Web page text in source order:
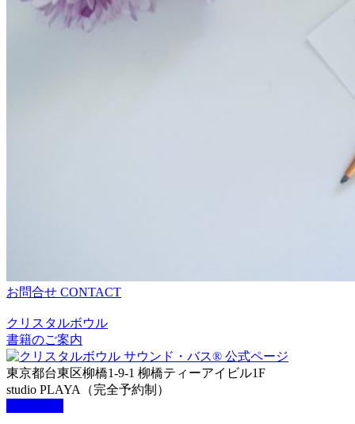
お問合せ CONTACT
クリスタルボウル
書籍のご案内
東京都台東区柳橋1-9-1 柳橋ティーアイビル1F
studio PLAYA（完全予約制）